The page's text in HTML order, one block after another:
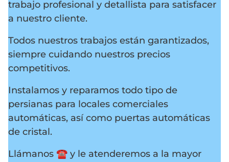
trabajo profesional y detallista para satisfacer
a nuestro cliente.
Todos nuestros trabajos están garantizados,
siempre cuidando nuestros precios
competitivos.
Instalamos y reparamos todo tipo de
persianas para locales comerciales
automáticas, así como puertas automáticas
de cristal.
Llámanos ☎️ y le atenderemos a la mayor